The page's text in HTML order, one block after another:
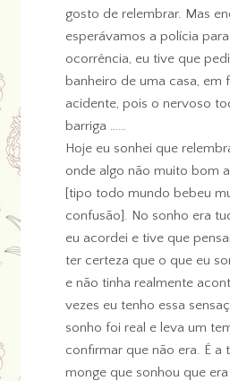
gosto de relembrar. Mas
esperávamos a polícia
ocorrência, eu tive que
banheiro de uma casa, em
acidente, pois o nervoso
barriga ……
Hoje eu sonhei que
onde algo não muito bom
[tipo todo mundo bebeu
confusão]. No sonho era
eu acordei e tive que
ter certeza que o que eu
e não tinha realmente
vezes eu tenho essa
sonho foi real e leva um
confirmar que não era. É a
monge que sonhou que